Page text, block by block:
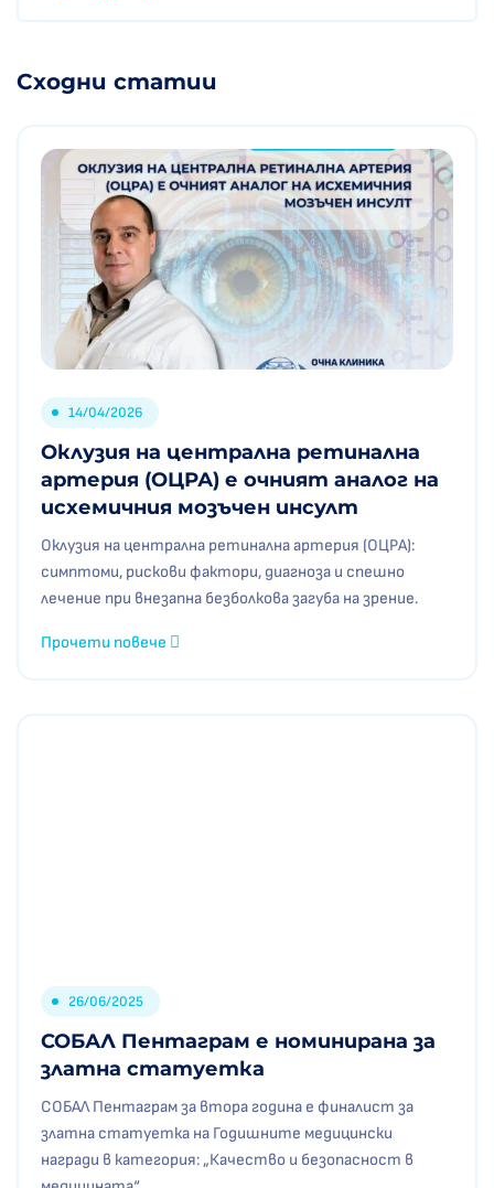
Сходни статии
14/04/2026
Оклузия на централна ретинална
артерия (ОЦРА) е очният аналог на
исхемичния мозъчен инсулт
Оклузия на централна ретинална артерия (ОЦРА):
симптоми, рискови фактори, диагноза и спешно
лечение при внезапна безболкова загуба на зрение.
Прочети повече
26/06/2025
СОБАЛ Пентаграм е номинирана за
златна статуетка
СОБАЛ Пентаграм за втора година е финалист за
златна статуетка на Годишните медицински
награди в категория: „Качество и безопасност в